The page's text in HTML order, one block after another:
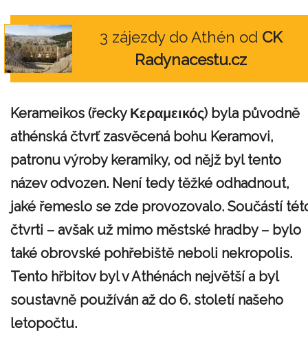
3 zájezdy do Athén od CK
Radynacestu.cz
Kerameikos (řecky Κεραμεικός) byla původně
athénská čtvrť zasvěcená bohu Keramovi,
patronu výroby keramiky, od nějž byl tento
název odvozen. Není tedy těžké odhadnout,
jaké řemeslo se zde provozovalo. Součástí
čtvrti – avšak už mimo městské hradby – bylo
také obrovské pohřebiště neboli nekropolis.
Tento hřbitov byl v Athénách největší a byl
soustavně používán až do 6. století našeho
letopočtu.